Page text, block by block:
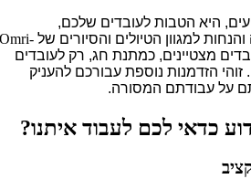
היא הטבות לעובדים שלכם,
למגוון הטיולים והסיורים שלOmri-
מצטיינים, כמתנת חג, רק לעובדים
הזדמנות נוספת עבורכם להעניק
על עבודתם המסורה.
כדאי לכם לעבוד איתנו?